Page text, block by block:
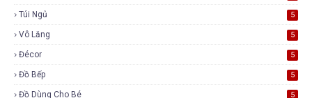
Túi Ngủ 5
Vô Lăng 5
Đécor 5
Đồ Bếp 5
Đồ Dùng Cho Bé 5